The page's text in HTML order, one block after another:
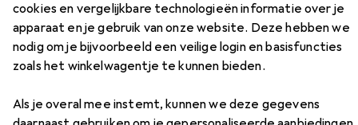
cookies en vergelijkbare technologieën informatie over je
apparaat en je gebruik van onze website. Deze hebben we
nodig om je bijvoorbeeld een veilige login en basisfuncties
zoals het winkelwagentje te kunnen bieden.
Als je overal mee instemt, kunnen we deze gegevens
EUR
77,02
Relaxdays
Karlo
80 x 45 x 74.50 cm